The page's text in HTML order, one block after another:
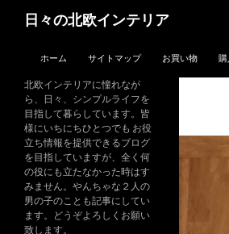
日々の北欧インテリア
ホーム
サイトマップ お買い物 購
北欧インテリアに憧れなが
ら、日々、シンプルライフを
目指して暮らしています。皆
様にいちにちひとつでも お役
立ち情報を提供できるブログ
を目指していますが、全く何
の役にも立たなかった時はす
みません。やんちゃな２人の
男の子のことも記事にしてい
ます。どうぞよろしくお願い
致します。